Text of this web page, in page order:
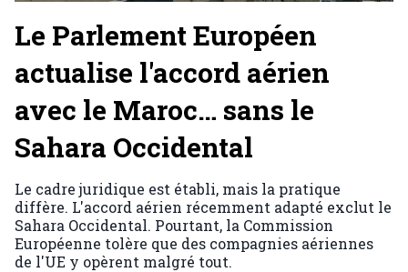
Le Parlement Européen
actualise l'accord aérien
avec le Maroc… sans le
Sahara Occidental
Le cadre juridique est établi, mais la pratique
diffère. L'accord aérien récemment adapté exclut le
Sahara Occidental. Pourtant, la Commission
Européenne tolère que des compagnies aériennes
de l'UE y opèrent malgré tout.